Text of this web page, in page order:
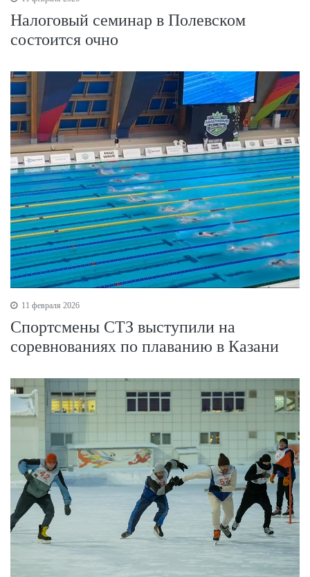
Налоговый семинар в Полевском
состоится очно
11 февраля 2026
Спортсмены СТЗ выступили на
соревнованиях по плаванию в Казани